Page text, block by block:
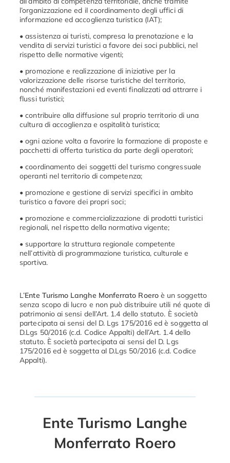
l’organizzazione ed il coordinamento degli uffici di
informazione ed accoglienza turistica (IAT);
• assistenza ai turisti, compresa la prenotazione e la
vendita di servizi turistici a favore dei soci pubblici, nel
rispetto delle normative vigenti;
• promozione e realizzazione di iniziative per la
valorizzazione delle risorse turistiche del territorio,
nonché manifestazioni ed eventi finalizzati ad attrarre i
flussi turistici;
• contribuire alla diffusione sul proprio territorio di una
cultura di accoglienza e ospitalità turistica;
• ogni azione volta a favorire la formazione di proposte e
pacchetti di offerta turistica da parte degli operatori;
• coordinamento dei soggetti del turismo congressuale
operanti nel territorio di competenza;
• promozione e gestione di servizi specifici in ambito
turistico a favore dei propri soci;
• promozione e commercializzazione di prodotti turistici
regionali, nel rispetto della normativa vigente;
• supportare la struttura regionale competente
nell’attività di programmazione turistica, culturale e
sportiva.
L’Ente Turismo Langhe Monferrato Roeroè un soggetto
senza scopo di lucro e non può distribuire utili né quote di
patrimonio ai sensi dell’Art. 1.4 dello statuto. È società
partecipata ai sensi del D. Lgs 175/2016 ed è soggetta al
D.Lgs 50/2016 (c.d. Codice Appalti) dell’Art. 1.4 dello
statuto. È società partecipata ai sensi del D. Lgs
175/2016 ed è soggetta al D.Lgs 50/2016 (c.d. Codice
Appalti).
Ente Turismo Langhe
Monferrato Roero